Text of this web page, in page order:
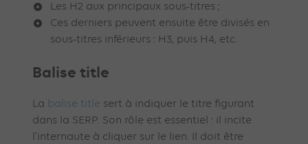
Les H2 aux principaux sous-titres ;
Ces derniers peuvent ensuite être divisés en
sous-titres inférieurs : H3, puis H4, etc.
Balise title
La balise title sert à indiquer le titre figurant
dans la SERP. Son rôle est essentiel : il incite
l’internaute à cliquer sur le lien. Il doit être